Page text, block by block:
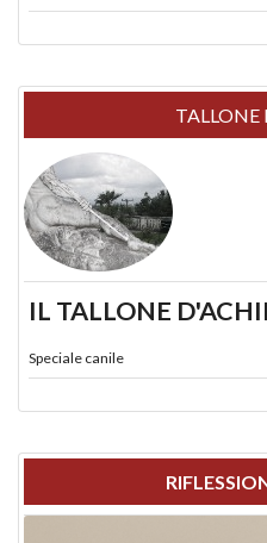
TALLONE
IL TALLONE
Speciale canile